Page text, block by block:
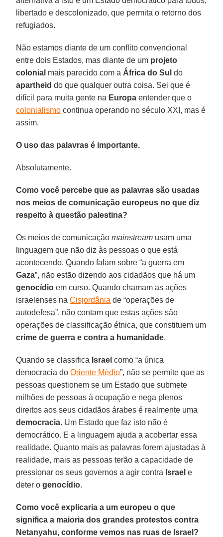
libertado e descolonizado, que permita o retorno dos
refugiados.
Não estamos diante de um conflito convencional
entre dois Estados, mas diante de um projeto
colonial mais parecido com a África do Sul do
apartheid do que qualquer outra coisa. Sei que é
difícil para muita gente na Europa entender que o
colonialismo continua operando no século XXI, mas é
assim.
O uso das palavras é importante.
Absolutamente.
Como você percebe que as palavras são usadas
nos meios de comunicação europeus no que diz
respeito à questão palestina?
Os meios de comunicaçãomainstream usam uma
linguagem que não diz às pessoas o que está
acontecendo. Quando falam sobre “a guerra em
Gaza”, não estão dizendo aos cidadãos que há um
genocídio em curso. Quando chamam as ações
israelenses naCisjordânia de “operações de
autodefesa”, não contam que estas ações são
operações de classificação étnica, que constituem um
crime de guerra e contra a humanidade.
Quando se classifica Israel como “a única
democracia doOriente Médio”, não se permite que as
pessoas questionem se um Estado que submete
milhões de pessoas à ocupação e nega plenos
direitos aos seus cidadãos árabes é realmente uma
democracia. Um Estado que faz isto não é
democrático. E a linguagem ajuda a acobertar essa
realidade. Quanto mais as palavras forem ajustadas à
realidade, mais as pessoas terão a capacidade de
pressionar os seus governos a agir contra Israel e
deter ogenocídio.
Como você explicaria a um europeu o que
significa a maioria dos grandes protestos contra
Netanyahu, conforme vemos nas ruas de Israel?